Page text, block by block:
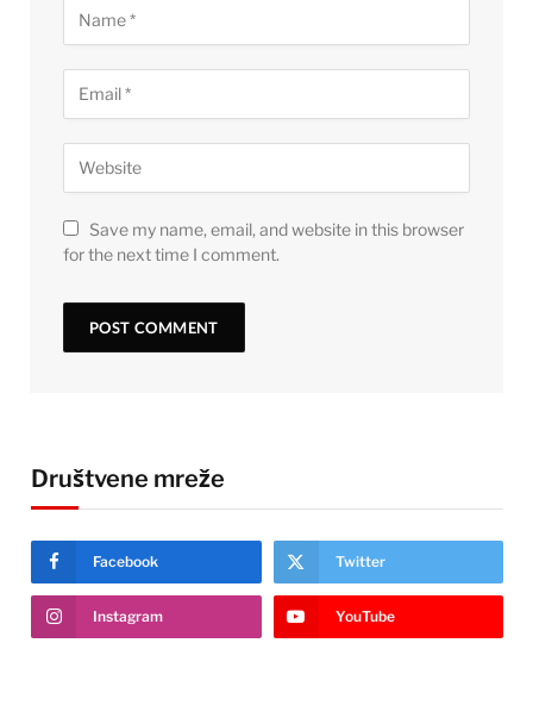
Save my name, email, and website in this browser
for the next time I comment.
Društvene mreže
Facebook Twitter
Instagram YouTube